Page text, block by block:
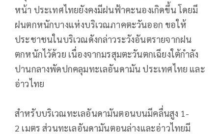
หน้า ประเทศไทยยังคงมีฝนฟ้าคะนองเกิดขึ้น โดยมี
ฝนตกหนักบางแห่งบริเวณภาคตะวันออก ขอให้
ประชาชนในบริเวณดังกล่าวระวังอันตรายจากฝน
ตกหนักไว้ด้วย เนื่องจากมรสุมตะวันตกเฉียงใต้กำลัง
ปานกลางพัดปกคลุมทะเลอันดามัน ประเทศไทย และ
อ่าวไทย
สำหรับบริเวณทะเลอันดามันตอนบนมีคลื่นสูง 1-
2 เมตร ส่วนทะเลอันดามันตอนล่างและอ่าวไทยมี